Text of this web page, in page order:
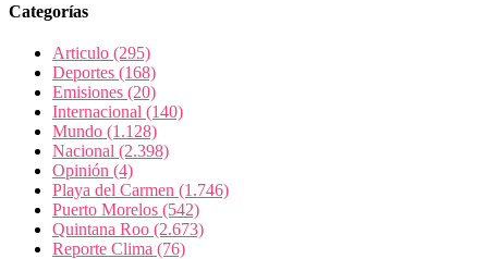
Categorías
Articulo (295)
Deportes (168)
Emisiones (20)
Internacional (140)
Mundo (1.128)
Nacional (2.398)
Opinión (4)
Playa del Carmen (1.746)
Puerto Morelos (542)
Quintana Roo (2.673)
Reporte Clima (76)